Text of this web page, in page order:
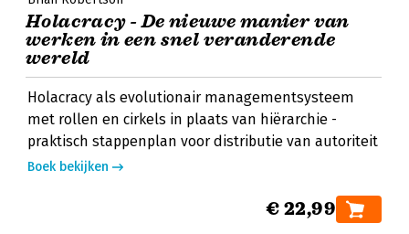
Holacracy - De nieuwe manier van
werken in een snel veranderende
wereld
Holacracy als evolutionair managementsysteem
met rollen en cirkels in plaats van hiërarchie -
praktisch stappenplan voor distributie van autoriteit
Boek bekijken
€ 22,99